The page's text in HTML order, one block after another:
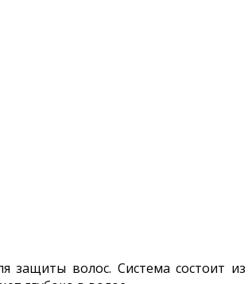
защиты волос. Система состоит из